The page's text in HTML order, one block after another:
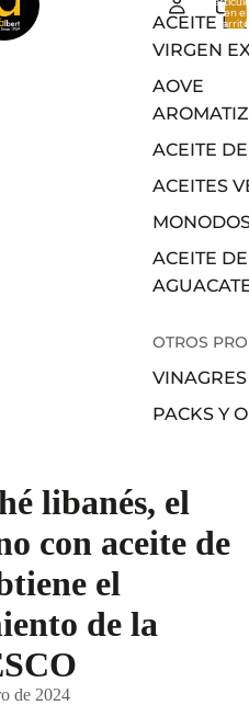
ACEITE
VIRGEN
AOVE
ACEITE
ACEITES
ACEITE DE
OTROS
VINAGRES
PACKS Y
en el
libanés, el
con aceite de
el
de la
de 2024